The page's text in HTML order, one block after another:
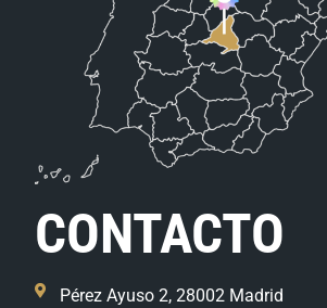
CONTACTO
Pérez Ayuso 2, 28002 Madrid